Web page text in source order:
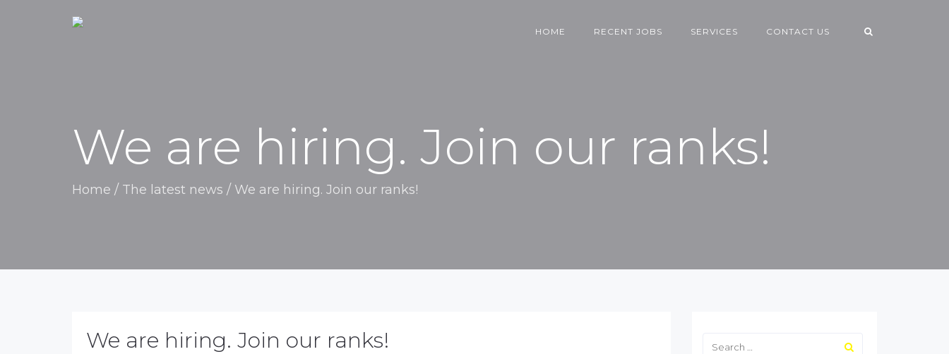
HOME RECENT JOBS SERVICES CONTACT US
We are hiring. Join our ranks!
Home / The latest news / We are hiring. Join our ranks!
We are hiring. Join our ranks!